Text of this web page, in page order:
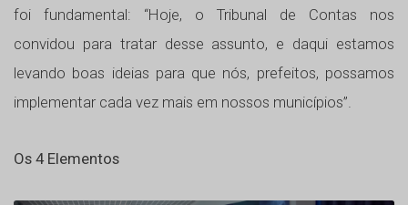
foi fundamental: “Hoje, o Tribunal de Contas nos
convidou para tratar desse assunto, e daqui estamos
levando boas ideias para que nós, prefeitos, possamos
implementar cada vez mais em nossos municípios”.
Os 4 Elementos